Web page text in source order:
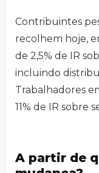
Contribuintes
recolhem hoje,
de 2,5% de IR
incluindo
Trabalhadores
11% de IR sobre
A partir de